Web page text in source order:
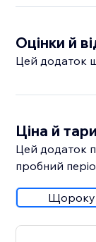
Оцінки й
Цей додаток
Ціна й
Цей додаток
пробний
Щороку